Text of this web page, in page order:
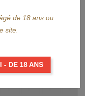
de 18 ans ou
site.
- DE 18 ANS